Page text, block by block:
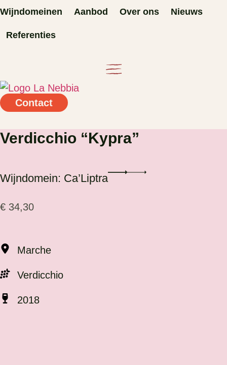
Ga
de
Wijndomeinen Aanbod Over ons Nieuws
Referenties
Contact
Verdicchio “Kypra”
Wijndomein: Ca’Liptra
€ 34,30
Marche
Verdicchio
2018